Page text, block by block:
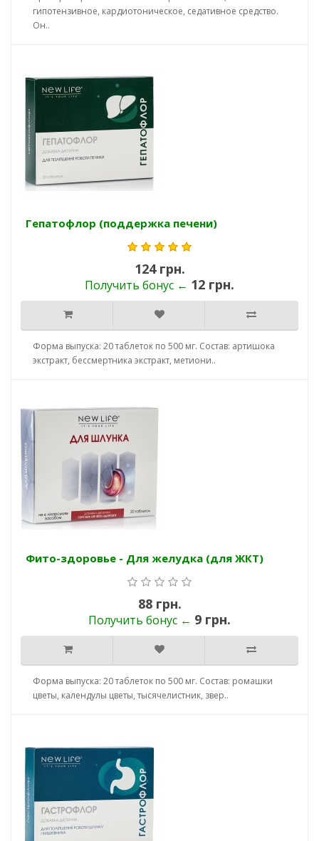
гипотензивное, кардиотоническое, седативное средство.
Он..
Гепатофлор (поддержка печени)
124 грн.
Получить бонус ← 12 грн.
Форма выпуска: 20 таблеток по 500 мг. Состав: артишока
экстракт, бессмертника экстракт, метиони..
Фито-здоровье - Для желудка (для ЖКТ)
88 грн.
Получить бонус ← 9 грн.
Форма выпуска: 20 таблеток по 500 мг. Состав: ромашки
цветы, календулы цветы, тысячелистник, звер..